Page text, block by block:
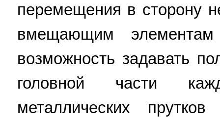
перемещения в сторону
вмещающим
возможность задавать
головной части
металлических